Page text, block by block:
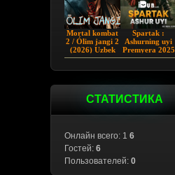
Mortal kombat
2 / Ólim jangi 2
(2026) Uzbek
tilida
Spartak :
Ashurning uyi
Premyera 2025
Barcha qismlar
СТАТИСТИКА
Онлайн всего: 1 6
Гостей: 6
Пользователей: 0